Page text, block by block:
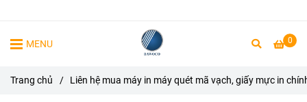
0
MENU
Trang chủ / Liên hệ mua máy in máy quét mã vạch, giấy mực in